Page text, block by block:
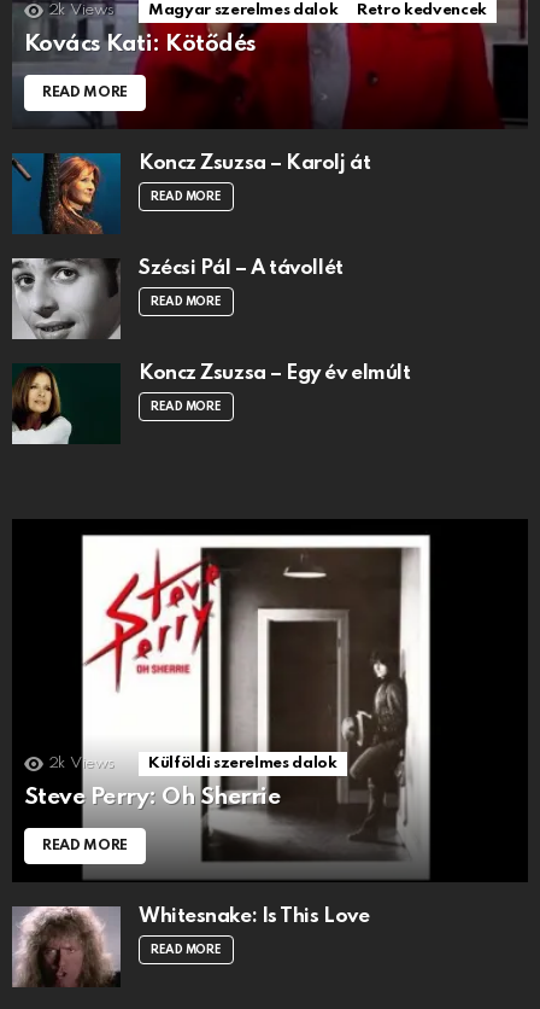
2k Views Magyar szerelmes dalok Retro kedvencek
Kovács Kati: Kötődés
READ MORE
Koncz Zsuzsa – Karolj át
READ MORE
Szécsi Pál – A távollét
READ MORE
Koncz Zsuzsa – Egy év elmúlt
READ MORE
2k Views Külföldi szerelmes dalok
Steve Perry: Oh Sherrie
READ MORE
Whitesnake: Is This Love
READ MORE